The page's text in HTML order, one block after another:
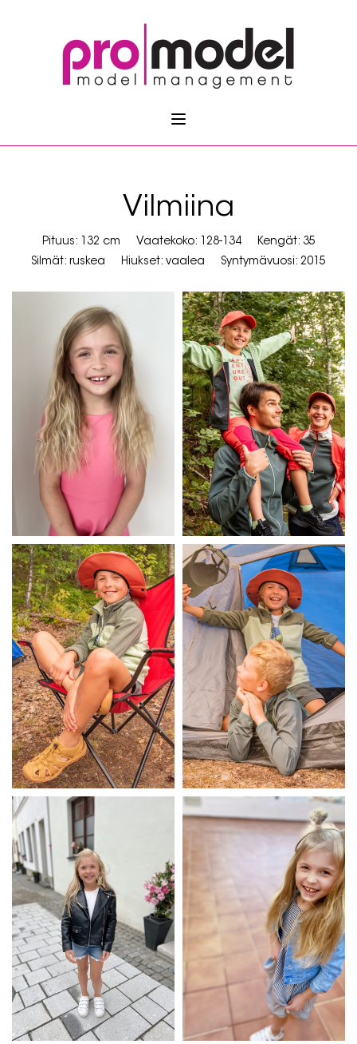
Vilmiina
Pituus: 132 cm Vaatekoko: 128-134
Kengät: 35
Silmät: ruskea
Hiukset: vaalea Syntymävuosi: 2015